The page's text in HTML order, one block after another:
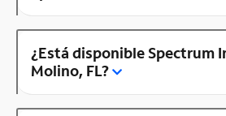
¿Está disponible Spectrum
Molino, FL?